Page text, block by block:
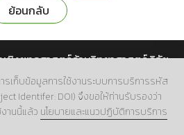
ย้อนกลับ
ชิงยุทธศาสตร์ด้านวิทยาศาสตร์ วิจัย
รวิจัยแห่งชาติ (วช.)
ขวงลาดยาว เขตจตุจักร กทม.
เก็บข้อมูลการใช้งานระบบการบริการรหัส
Identifer: DOI) จึงขอให้ท่านรับรองว่า
งานนี้แล้ว นโยบายและแนวปฏิบัติการบริการ